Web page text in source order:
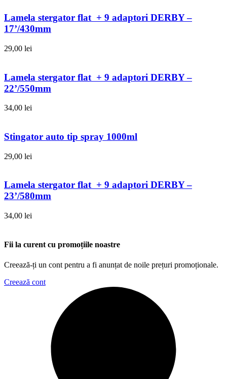
Lamela stergator flat + 9 adaptori DERBY –
17’/430mm
29,00 lei
Lamela stergator flat + 9 adaptori DERBY –
22’/550mm
34,00 lei
Stingator auto tip spray 1000ml
29,00 lei
Lamela stergator flat + 9 adaptori DERBY –
23’/580mm
34,00 lei
Fii la curent cu promoțiile noastre
Creează-ți un cont pentru a fi anunțat de noile prețuri promoționale.
Creează cont